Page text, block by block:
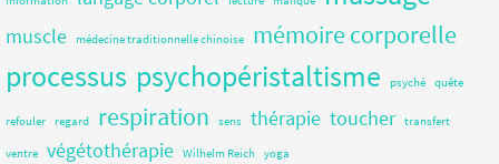
muscle médecine traditionnelle chinoise mémoire corporelle
processus psychopéristaltisme psyché quête
refouler regard respiration sens thérapie toucher transfert
ventre végétothérapie Wilhelm Reich yoga